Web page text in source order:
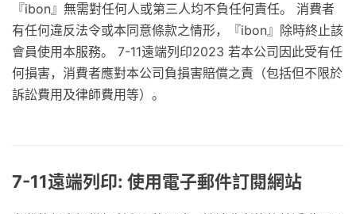
『ibon』無需對任何人或第三人均不負任何責任。 消費者
有任何違反法令或本同意條款之情形，『ibon』除時終止該
會員使用本服務。 7-11遠端列印2023 若本公司因此受有任
何損害，消費者應對本公司負損害賠償之責（包括但不限於
訴訟費用及律師費用等）。
7-11遠端列印: 使用電子郵件訂閱網站